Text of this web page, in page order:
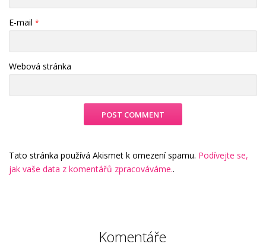
E-mail *
Webová stránka
Tato stránka používá Akismet k omezení spamu. Podívejte se,
jak vaše data z komentářů zpracováváme..
Komentáře